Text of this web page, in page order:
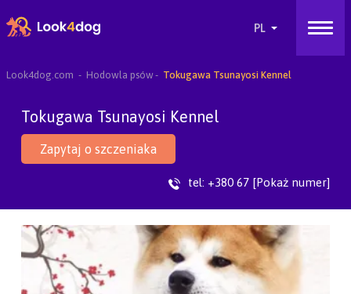
Look4dog.com Hodowla psów Tokugawa Tsunayosi Kennel
Tokugawa Tsunayosi Kennel
Zapytaj o szczeniaka
tel: +380 67 [Pokaż numer]